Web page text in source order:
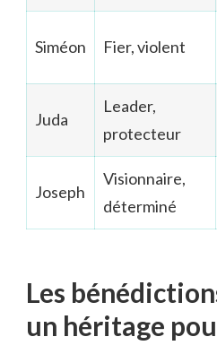
Siméon Fier, violent
Juda
Leader,
protecteur
Joseph
Visionnaire,
déterminé
Les
un héritage